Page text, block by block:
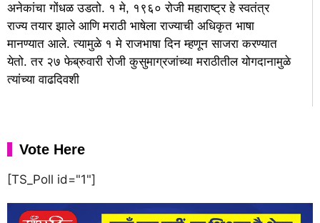
अनेकांचा गोंधळ उडतो. १ मे, १९६० रोजी महाराष्ट्र हे स्वतंत्र
राज्य तयार झाले आणि मराठी भाषेला राज्याची अधिकृत भाषा
मानण्यात आले. त्यामुळे १ मे राजभाषा दिन म्हणून साजरा करण्यात
येतो. तर २७ फेब्रुवारी रोजी कुसुमाग्रजांच्या मराठीतील योगदानामुळे
त्यांच्या वाढदिवशी
Vote Here
[TS_Poll id="1"]